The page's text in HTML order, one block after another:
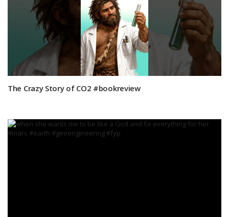
The Crazy Story of CO2 #bookreview